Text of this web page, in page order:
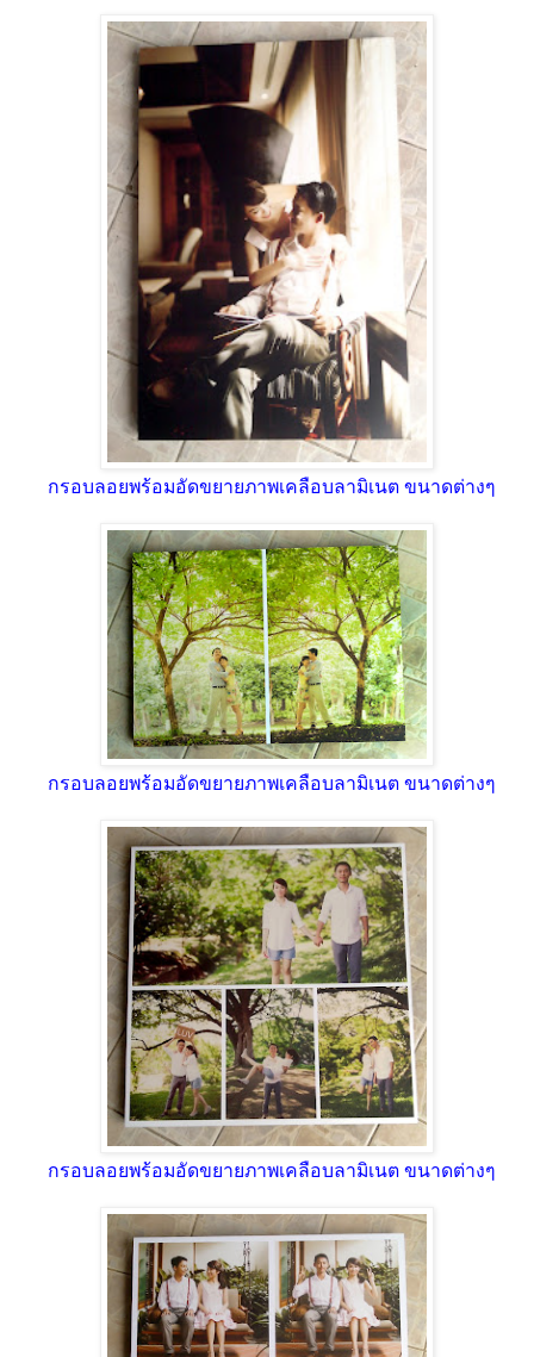
กรอบลอยพร้อมอัดขยายภาพเคลือบลามิเนต ขนาดต่างๆ
กรอบลอยพร้อมอัดขยายภาพเคลือบลามิเนต ขนาดต่างๆ
กรอบลอยพร้อมอัดขยายภาพเคลือบลามิเนต ขนาดต่างๆ